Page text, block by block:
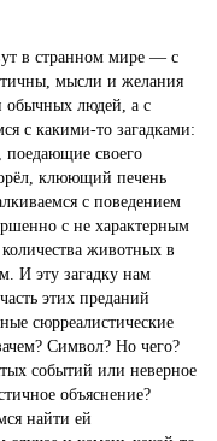
в странном мире — с
мысли и желания
обычных людей, а с
с какими-то загадками:
поедающие своего
клюющий печень
с поведением
с не характерным
животных в
И эту загадку нам
этих преданий
сюрреалистические
Символ? Но чего?
событий или неверное
объяснение?
найти ей